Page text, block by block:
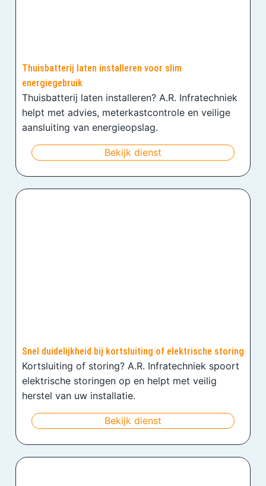
Thuisbatterij laten installeren voor slim
energiegebruik
Thuisbatterij laten installeren? A.R. Infratechniek
helpt met advies, meterkastcontrole en veilige
aansluiting van energieopslag.
Bekijk dienst
Snel duidelijkheid bij kortsluiting of elektrische storing
Kortsluiting of storing? A.R. Infratechniek spoort
elektrische storingen op en helpt met veilig
herstel van uw installatie.
Bekijk dienst